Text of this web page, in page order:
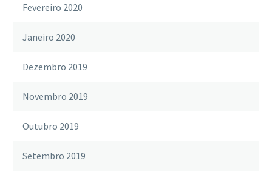
Fevereiro 2020
Janeiro 2020
Dezembro 2019
Novembro 2019
Outubro 2019
Setembro 2019